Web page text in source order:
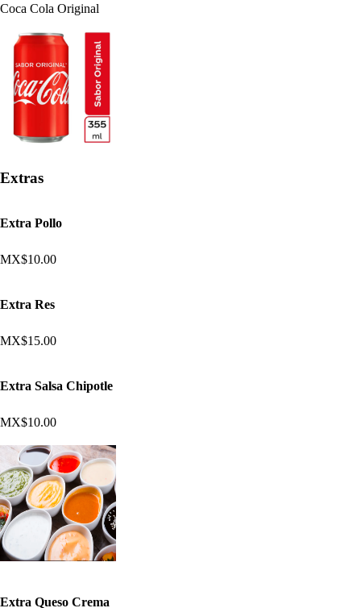
Coca Cola Original
Extras
Extra Pollo
MX$10.00
Extra Res
MX$15.00
Extra Salsa Chipotle
MX$10.00
Extra Queso Crema